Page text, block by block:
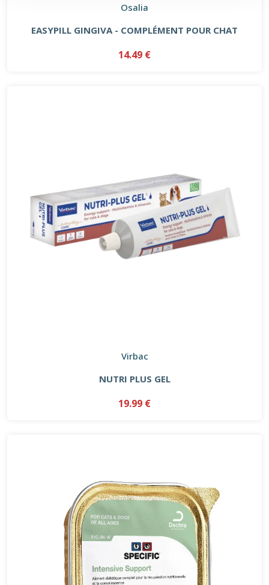
Osalia
EASYPILL GINGIVA - COMPLÉMENT POUR CHAT
14.49 €
Virbac
NUTRI PLUS GEL
19.99 €